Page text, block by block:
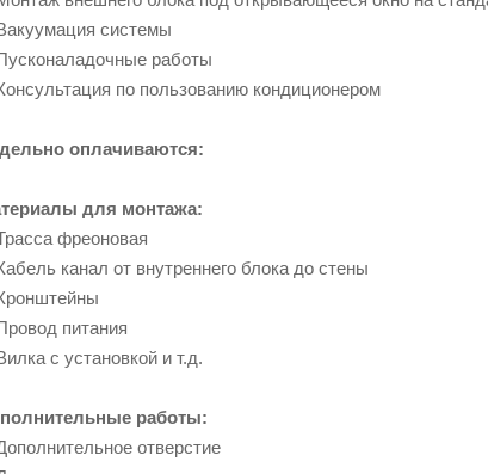
системы
работы
по пользованию кондиционером
оплачиваются:
для монтажа:
фреоновая
канал от внутреннего блока до стены
питания
с установкой и т.д.
работы:
отверстие